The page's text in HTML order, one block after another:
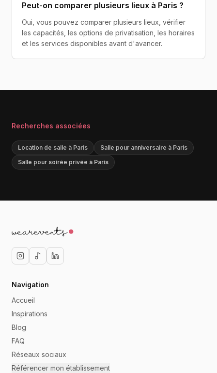
Peut-on comparer plusieurs lieux à Paris ?
Oui, vous pouvez comparer plusieurs lieux, vérifier
les capacités, les options de privatisation, les horaires
et les services disponibles avant d'avancer.
Recherches associées
Location de salle à Paris
Salle pour anniversaire à Paris
Salle pour soirée privée à Paris
Navigation
Accueil
Inspirations
Blog
FAQ
Réseaux sociaux
Référencer mon établissement